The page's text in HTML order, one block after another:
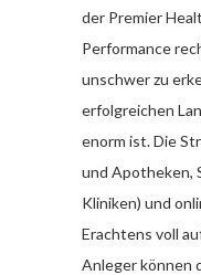
der Premier
Performance
unschwer zu
erfolgreichen
enorm ist. Die
und Apotheken,
Kliniken) und
Erachtens voll
Anleger können